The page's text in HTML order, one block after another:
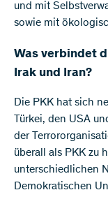
und mit
sowie mit
Was verbindet
Irak und Iran?
Die PKK hat sich
Türkei, den USA
der
überall als PKK zu
unterschiedlichen
Demokratischen